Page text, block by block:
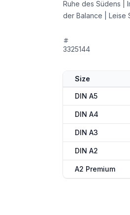
Ruhe des Südens |
der Balance | Leise
3325144
Size
DIN A5
DIN A4
DIN A3
DIN A2
A2 Premium